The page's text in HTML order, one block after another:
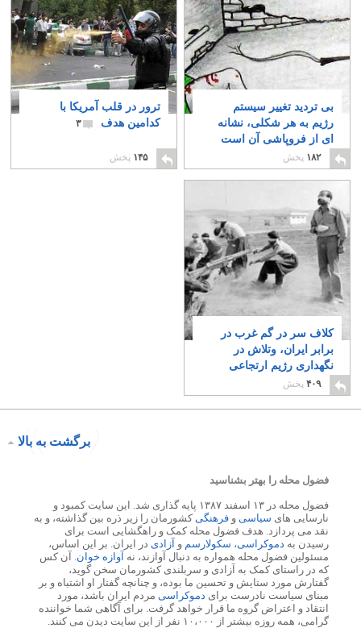
بی تردید تغییر سیستم
رژیم به هر شکلی، نشانه
ای از فروپاشی آن است
۱
۱۸۲ پخش
ترور در قلب آمریکا با
کدامین هدف
۳
۱۴۵ پخش
کلاف سر در گم غرب در
برابر ایران، وتلاش در
نگهداری رژیم ارتجاعی
۳
۴۰۹ پخش
برگشت به بالا
فضول محله را بهتر بشناسید
فضول محله در ۱۳ اسفند ۱۳۸۷ پایه گذاری شد. این سایت کمبود و
نارسایی های سیاسی و فرهنگیکشورمان را زیر ذره بین گذاشته، و به
نقد می پردازد. هدف فضول محله کمک و راهگشایی است برای
رسیدن به دموکراسی، سکولارسم و آزادی در ایران. بر این اساس،
مسئولین فضول محله همواره به دنبال آوازند، نه آوازه خوان. آن کس
که در راستای کمک به آزادی و سربلندی کشورمان سخن گوید،
گفتارش مورد ستایش و تحسین ما بوده، و چنانچه گفتار او اشتباه و بر
مبنای سیاست نادرست برای دموکراسی مردم ایران باشد، مورد
انتقاد و اعتراض گروه ما قرار خواهد گرفت. برای آگاهی شما خواننده
گرامی، همه روزه بیشتر از ۱۰،۰۰۰ نفر از این سایت دیدن می کنند.